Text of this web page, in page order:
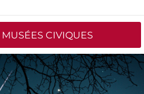
MUSÉES CIVIQUES